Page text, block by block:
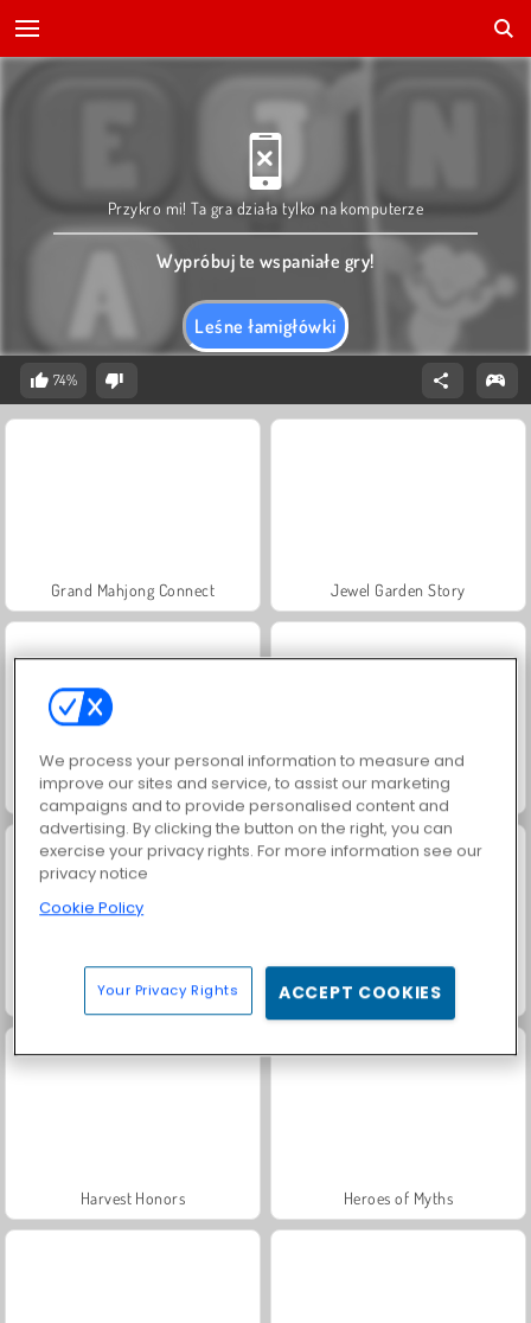
Leśne łamigłówki
Przykro mi! Ta gra działa tylko na komputerze
Wypróbuj te wspaniałe gry!
74%
Grand Mahjong Connect Jewel Garden Story
Juice Merge Trollface Quest: USA 2
Rummy World Solitaire Social
Harvest Honors Heroes of Myths
We process your personal information to measure and
improve our sites and service, to assist our marketing
campaigns and to provide personalised content and
advertising. By clicking the button on the right, you can
exercise your privacy rights. For more information see our
privacy notice
Cookie Policy
Your Privacy Rights ACCEPT COOKIES